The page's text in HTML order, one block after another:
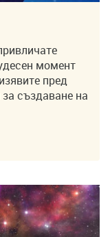
момент
пред
създаване на